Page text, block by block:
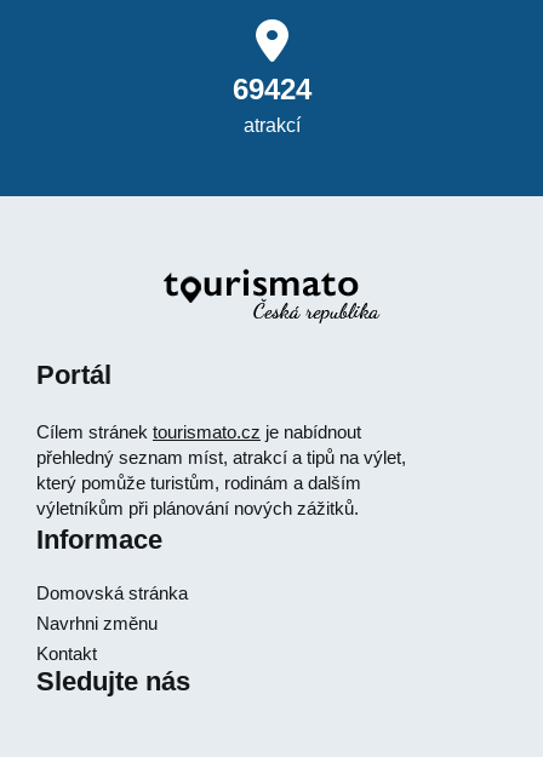
69424
atrakcí
Portál
Cílem stránek tourismato.cz je nabídnout
přehledný seznam míst, atrakcí a tipů na výlet,
který pomůže turistům, rodinám a dalším
výletníkům při plánování nových zážitků.
Informace
Domovská stránka
Navrhni změnu
Kontakt
Sledujte nás